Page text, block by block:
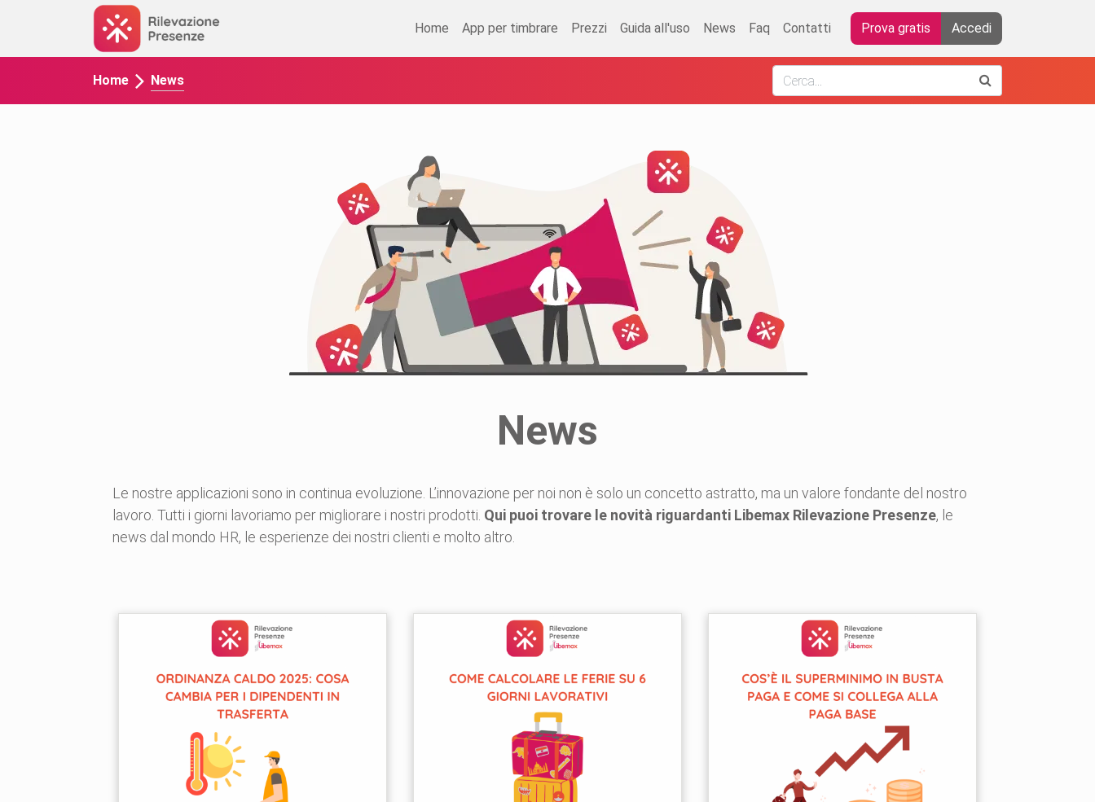
Home App per timbrare Prezzi Guida all'uso News Faq Contatti Prova gratis Accedi
Home News
News
Le nostre applicazioni sono in continua evoluzione. L’innovazione per noi non è solo un concetto astratto, ma un valore fondante del nostro
lavoro. Tutti i giorni lavoriamo per migliorare i nostri prodotti. Qui puoi trovare le novità riguardanti Libemax Rilevazione Presenze, le
news dal mondo HR, le esperienze dei nostri clienti e molto altro.